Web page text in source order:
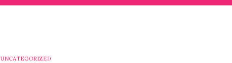
UNCATEGORIZED